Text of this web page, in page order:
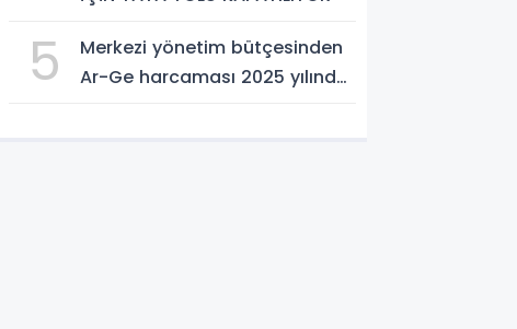
5
Merkezi yönetim bütçesinden
Ar-Ge harcaması 2025 yılında